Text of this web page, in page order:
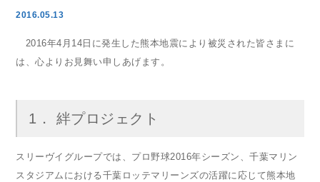
2016.05.13
2016年4月14日に発生した熊本地震により被災された皆さまに
は、心よりお見舞い申しあげます。
1． 絆プロジェクト
スリーヴイグループでは、プロ野球2016年シーズン、千葉マリン
スタジアムにおける千葉ロッテマリーンズの活躍に応じて熊本地